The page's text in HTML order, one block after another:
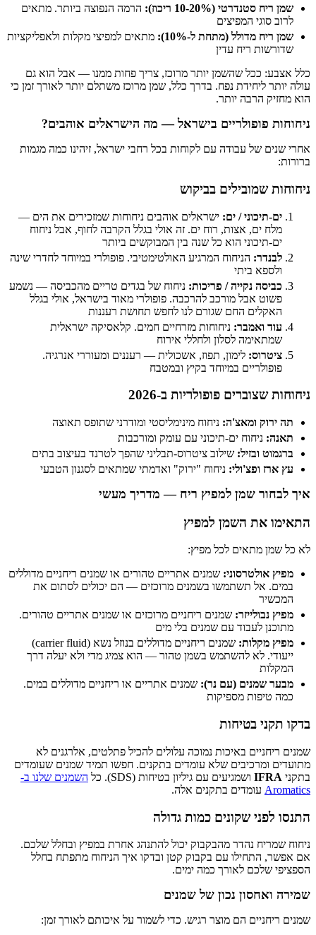
שמן ריח סטנדרטי (10-20% ריכוז):
הרמה הנפוצה ביותר. מתאים
לרוב סוגי המפיצים
שמן ריח מדולל (מתחת ל-10%):
מתאים למפיצי מקלות ולאפליקציות
שדורשות ריח עדין
כלל אצבע: ככל שהשמן יותר מרוכז, צריך פחות ממנו — אבל הוא גם
עולה יותר ליחידת נפח. בדרך כלל, שמן מרוכז משתלם יותר לאורך זמן כי
הוא מחזיק הרבה יותר.
ניחוחות פופולריים בישראל — מה הישראלים אוהבים?
אחרי שנים של עבודה עם לקוחות בכל רחבי ישראל, זיהינו כמה מגמות
ברורות:
ניחוחות שמובילים בביקוש
ים-תיכוני / ים: ישראלים אוהבים ניחוחות שמזכירים את הים —
מלח ים, אצות, רוח ים. זה אולי בגלל הקרבה לחוף, אבל ניחוח
ים-תיכוני הוא כל שנה בין המבוקשים ביותר
לבנדר: הניחוח המרגיע האולטימטיבי. פופולרי במיוחד לחדרי שינה
ולספא ביתי
כביסה נקייה / פריכות: ניחוח של בגדים טריים מהכביסה — נשמע
פשוט אבל מורכב להרכבה. פופולרי מאוד בישראל, אולי בגלל
האקלים החם שגורם לנו לחפש תחושת רעננות
עוד ואמבר: ניחוחות מזרחיים חמים. קלאסיקה ישראלית
שמתאימה לסלון ולחללי אירוח
ציטרוס: לימון, תפוז, אשכולית — רעננים ומעוררי אנרגיה.
פופולריים במיוחד בקיץ ובמטבח
ניחוחות שצוברים פופולריות ב-2026
תה ירוק ומאצ'ה: ניחוח מינימליסטי ומודרני שתופס תאוצה
תאנה: ניחוח ים-תיכוני עם עומק ומורכבות
ברגמוט ובזיל: שילוב ציטרוס-תבליני שהפך לטרנד בעיצוב בתים
עץ ארז ופצ'ולי: ניחוח "ירוק" ואדמתי שמתאים לסגנון הטבעי
איך לבחור שמן למפיץ ריח — מדריך מעשי
התאימו את השמן למפיץ
לא כל שמן מתאים לכל מפיץ:
מפיץ אולטרסוני: שמנים אתריים טהורים או שמנים ריחניים מדוללים
במים. אל תשתמשו בשמנים מרוכזים — הם יכולים לסתום את
המכשיר
מפיץ נבולייזר: שמנים ריחניים מרוכזים או שמנים אתריים טהורים.
מתוכנן לעבוד עם שמנים בלי מים
מפיץ מקלות:
שמנים ריחניים מדוללים בנוזל נשא (carrier fluid)
ייעודי. לא להשתמש בשמן טהור — הוא צמיג מדי ולא יעלה דרך
המקלות
מבער שמנים (עם נר): שמנים אתריים או ריחניים מדוללים במים.
כמה טיפות מספיקות
בדקו תקני בטיחות
שמנים ריחניים באיכות נמוכה עלולים להכיל פתלטים, אלרגנים לא
מתועדים ומרכיבים שלא עומדים בתקנים. חפשו תמיד שמנים שעומדים
בתקני IFRA ושמגיעים עם גיליון בטיחות (SDS). כל
השמנים שלנו ב-
Aromatics עומדים בתקנים אלה.
התנסו לפני שקונים כמות גדולה
ניחוח שמריח נהדר מהבקבוק יכול להתנהג אחרת במפיץ ובחלל שלכם.
אם אפשר, התחילו עם בקבוק קטן ובדקו איך הניחוח מתפתח בחלל
הספציפי שלכם לאורך כמה ימים.
שמירה ואחסון נכון של שמנים
שמנים ריחניים הם מוצר רגיש. כדי לשמור על איכותם לאורך זמן: